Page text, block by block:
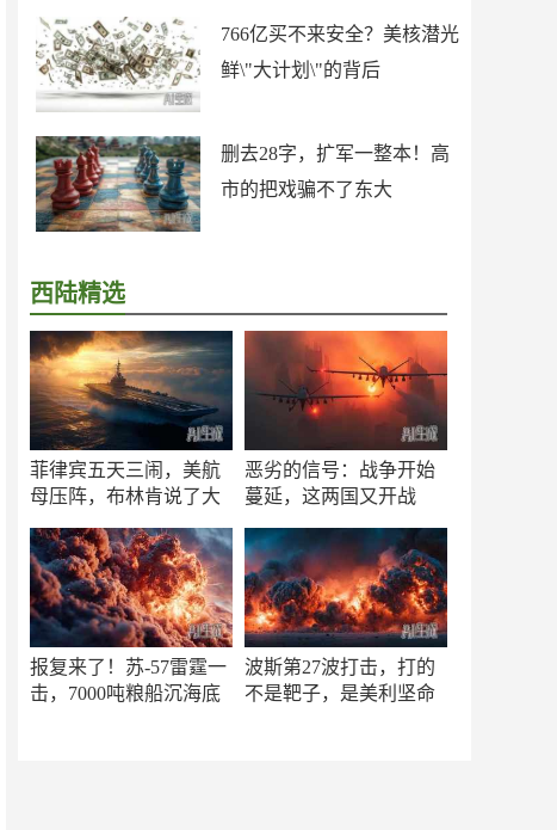
766亿买不来安全？美核潜光
鲜\"大计划\"的背后
删去28字，扩军一整本！高
市的把戏骗不了东大
西陆精选
菲律宾五天三闹，美航
母压阵，布林肯说了大
恶劣的信号：战争开始
蔓延，这两国又开战
报复来了！苏-57雷霆一
击，7000吨粮船沉海底
波斯第27波打击，打的
不是靶子，是美利坚命